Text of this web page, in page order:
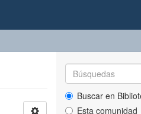
Buscar en
Esta comunidad